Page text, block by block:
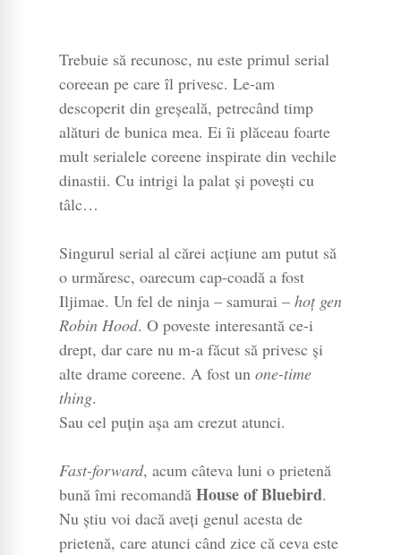
Trebuie să recunosc, nu este primul serial
coreean pe care îl privesc. Le-am
descoperit din greșeală, petrecând timp
alături de bunica mea. Ei îi plăceau foarte
mult serialele coreene inspirate din vechile
dinastii. Cu intrigi la palat și povești cu
tâlc…
Singurul serial al cărei acțiune am putut să
o urmăresc, oarecum cap-coadă a fost
Iljimae. Un fel de ninja – samurai – hoț gen
Robin Hood. O poveste interesantă ce-i
drept, dar care nu m-a făcut să privesc și
alte drame coreene. A fost un one-time
thing.
Sau cel puțin așa am crezut atunci.
Fast-forward, acum câteva luni o prietenă
bună îmi recomandă House of Bluebird.
Nu știu voi dacă aveți genul acesta de
prietenă, care atunci când zice că ceva este